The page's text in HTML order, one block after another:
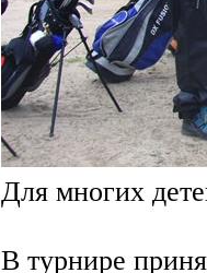
Для многих
В турнире